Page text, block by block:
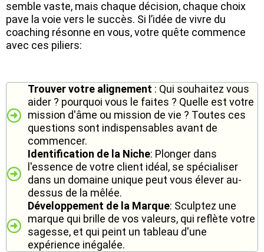
semble vaste, mais chaque décision, chaque choix
pave la voie vers le succès. Si l’idée de vivre du
coaching résonne en vous, votre quête commence
avec ces piliers:
Trouver votre alignement : Qui souhaitez vous
aider ? pourquoi vous le faites ? Quelle est votre
mission d'âme ou mission de vie ? Toutes ces
questions sont indispensables avant de
commencer.
Identification de la Niche: Plonger dans
l'essence de votre client idéal, se spécialiser
dans un domaine unique peut vous élever au-
dessus de la mêlée.
Développement de la Marque: Sculptez une
marque qui brille de vos valeurs, qui reflète votre
sagesse, et qui peint un tableau d'une
expérience inégalée.